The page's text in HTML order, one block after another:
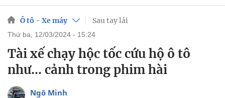
Ô tô - Xe máy Sau tay lái
thứ ba, 12/03/2024 - 15:24
Tài xế chạy hộc tốc cứu hộ ô tô
như... cảnh trong phim hài
Ngô Minh